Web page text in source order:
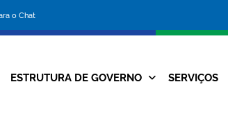
o Chat
da
Prefeitura
Navegação
ESTRUTURA DE GOVERNO SERVIÇOS